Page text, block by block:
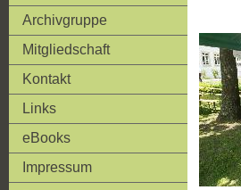
Archivgruppe
Mitgliedschaft
Kontakt
Links
eBooks
Impressum